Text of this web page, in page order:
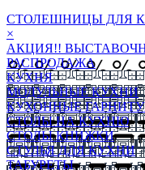
СТОЛЕШНИЦЫ ДЛЯ
×
АКЦИЯ!!
РАСПРОДАЖА
КУХНЯ
МОДУЛЬНЫЕ КУХНИ
КУХОННЫЕ
СТОЛЫ НА КУХНЮ
СТОЛЫ КНИЖКИ
СТУЛЬЯ ДЛЯ КУХНИ
ТАБУРЕТЫ